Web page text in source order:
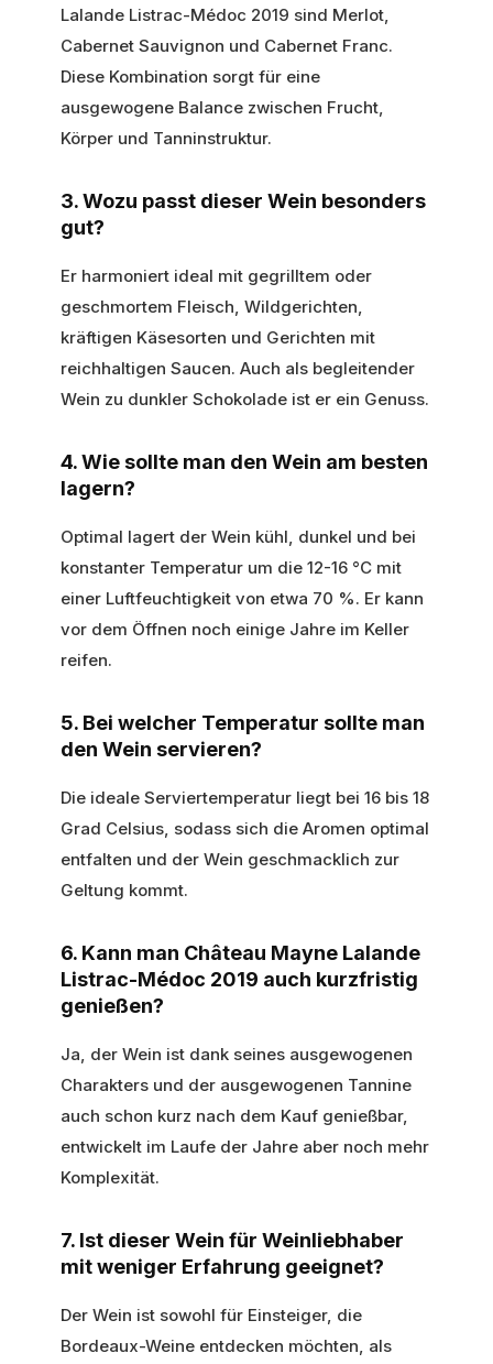
Lalande Listrac-Médoc 2019 sind Merlot,
Cabernet Sauvignon und Cabernet Franc.
Diese Kombination sorgt für eine
ausgewogene Balance zwischen Frucht,
Körper und Tanninstruktur.
3. Wozu passt dieser Wein besonders
gut?
Er harmoniert ideal mit gegrilltem oder
geschmortem Fleisch, Wildgerichten,
kräftigen Käsesorten und Gerichten mit
reichhaltigen Saucen. Auch als begleitender
Wein zu dunkler Schokolade ist er ein Genuss.
4. Wie sollte man den Wein am besten
lagern?
Optimal lagert der Wein kühl, dunkel und bei
konstanter Temperatur um die 12-16 °C mit
einer Luftfeuchtigkeit von etwa 70 %. Er kann
vor dem Öffnen noch einige Jahre im Keller
reifen.
5. Bei welcher Temperatur sollte man
den Wein servieren?
Die ideale Serviertemperatur liegt bei 16 bis 18
Grad Celsius, sodass sich die Aromen optimal
entfalten und der Wein geschmacklich zur
Geltung kommt.
6. Kann man Château Mayne Lalande
Listrac-Médoc 2019 auch kurzfristig
genießen?
Ja, der Wein ist dank seines ausgewogenen
Charakters und der ausgewogenen Tannine
auch schon kurz nach dem Kauf genießbar,
entwickelt im Laufe der Jahre aber noch mehr
Komplexität.
7. Ist dieser Wein für Weinliebhaber
mit weniger Erfahrung geeignet?
Der Wein ist sowohl für Einsteiger, die
Bordeaux-Weine entdecken möchten, als